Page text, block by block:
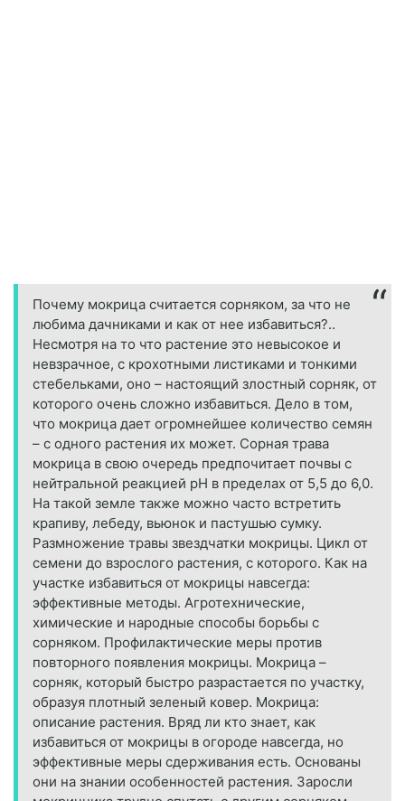
Почему мокрица считается сорняком, за что не
любима дачниками и как от нее избавиться?..
Несмотря на то что растение это невысокое и
невзрачное, с крохотными листиками и тонкими
стебельками, оно – настоящий злостный сорняк, от
которого очень сложно избавиться. Дело в том,
что мокрица дает огромнейшее количество семян
– с одного растения их может. Сорная трава
мокрица в свою очередь предпочитает почвы с
нейтральной реакцией pH в пределах от 5,5 до 6,0.
На такой земле также можно часто встретить
крапиву, лебеду, вьюнок и пастушью сумку.
Размножение травы звездчатки мокрицы. Цикл от
семени до взрослого растения, с которого. Как на
участке избавиться от мокрицы навсегда:
эффективные методы. Агротехнические,
химические и народные способы борьбы с
сорняком. Профилактические меры против
повторного появления мокрицы. Мокрица –
сорняк, который быстро разрастается по участку,
образуя плотный зеленый ковер. Мокрица:
описание растения. Вряд ли кто знает, как
избавиться от мокрицы в огороде навсегда, но
эффективные меры сдерживания есть. Основаны
они на знании особенностей растения. Заросли